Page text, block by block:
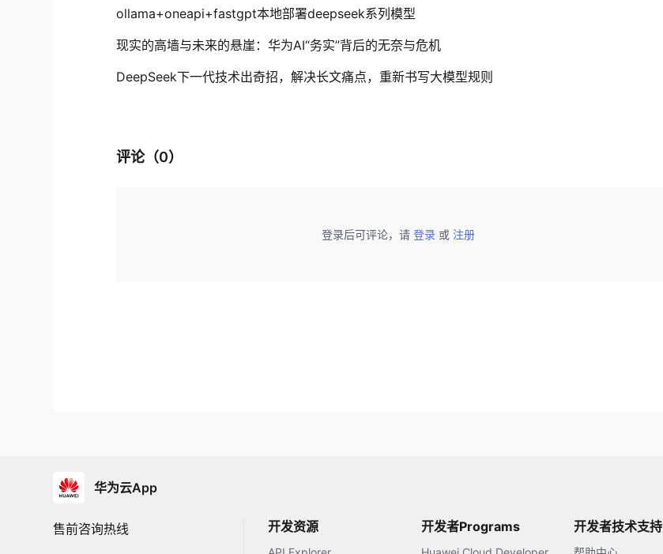
ollama+oneapi+fastgpt本地部署deepseek系列模型
现实的高墙与未来的悬崖：华为AI“务实”背后的无奈与危机
DeepSeek下一代技术出奇招，解决长文痛点，重新书写大模型规则
评论（0）
登录后可评论，请 登录 或 注册
华为云App
售前咨询热线 开发资源 开发者Programs 开发者技术支持